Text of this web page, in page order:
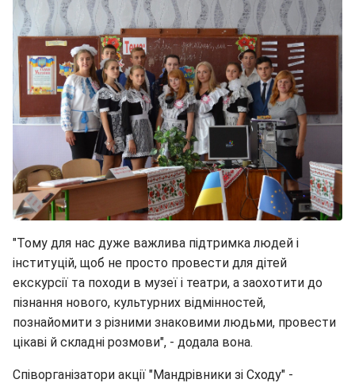
"Тому для нас дуже важлива підтримка людей і
інституцій, щоб не просто провести для дітей
екскурсії та походи в музеї і театри, а заохотити до
пізнання нового, культурних відмінностей,
познайомити з різними знаковими людьми, провести
цікаві й складні розмови", - додала вона.
Співорганізатори акції "Мандрівники зі Сходу" -